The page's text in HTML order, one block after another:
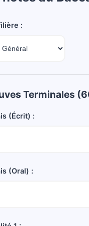
:
Terminales
(Écrit) :
(Oral) :